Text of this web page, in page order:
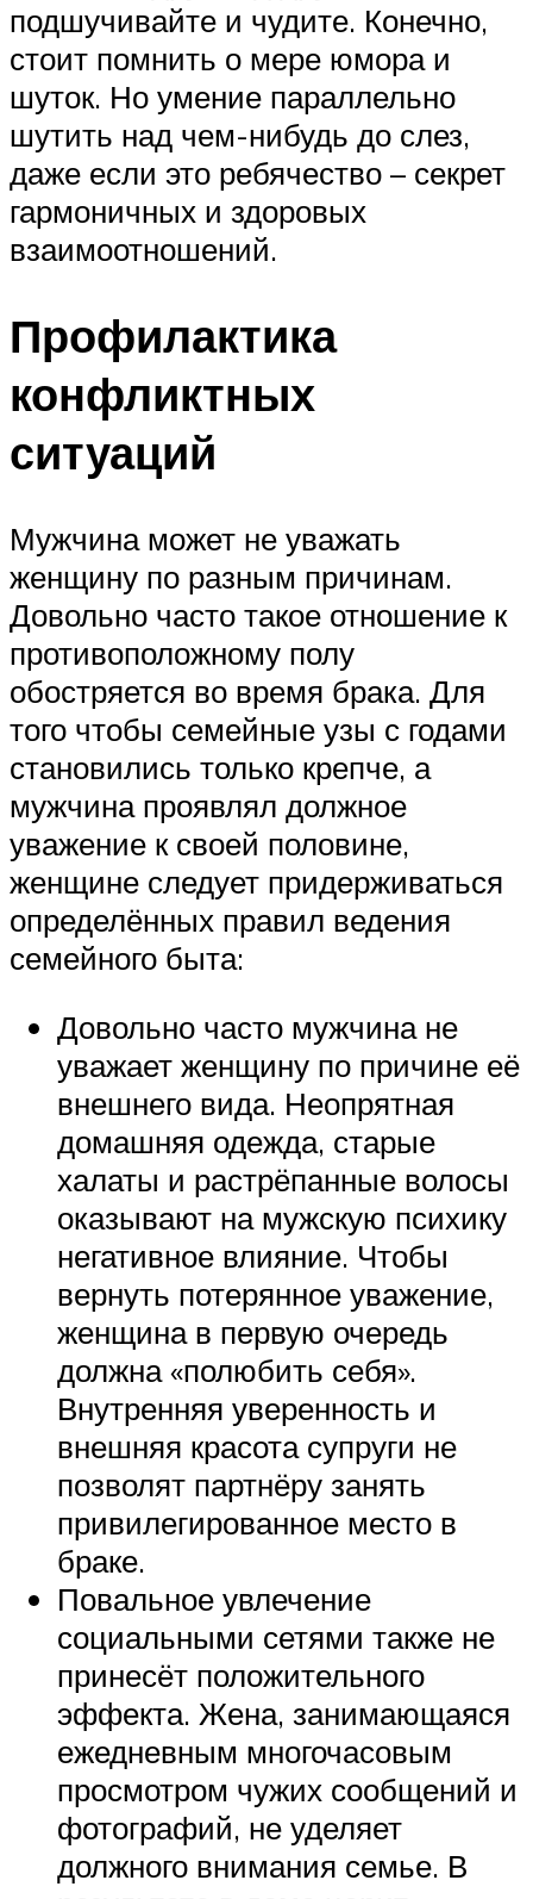
подшучивайте и чудите. Конечно,
стоит помнить о мере юмора и
шуток. Но умение параллельно
шутить над чем-нибудь до слез,
даже если это ребячество – секрет
гармоничных и здоровых
взаимоотношений.
Профилактика
конфликтных
ситуаций
Мужчина может не уважать
женщину по разным причинам.
Довольно часто такое отношение к
противоположному полу
обостряется во время брака. Для
того чтобы семейные узы с годами
становились только крепче, а
мужчина проявлял должное
уважение к своей половине,
женщине следует придерживаться
определённых правил ведения
семейного быта:
Довольно часто мужчина не
уважает женщину по причине её
внешнего вида. Неопрятная
домашняя одежда, старые
халаты и растрёпанные волосы
оказывают на мужскую психику
негативное влияние. Чтобы
вернуть потерянное уважение,
женщина в первую очередь
должна «полюбить себя».
Внутренняя уверенность и
внешняя красота супруги не
позволят партнёру занять
привилегированное место в
браке.
Повальное увлечение
социальными сетями также не
принесёт положительного
эффекта. Жена, занимающаяся
ежедневным многочасовым
просмотром чужих сообщений и
фотографий, не уделяет
должного внимания семье. В